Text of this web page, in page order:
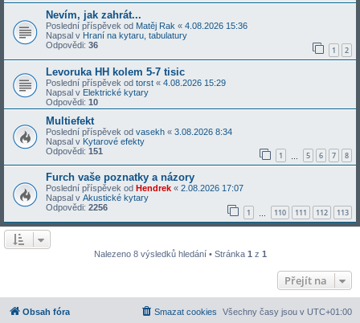
Nevím, jak zahrát...
Poslední příspěvek od Matěj Rak « 4.08.2026 15:36
Napsal v Hraní na kytaru, tabulatury
Odpovědi: 36 1 2
Levoruka HH kolem 5-7 tisic
Poslední příspěvek od torst « 4.08.2026 15:29
Napsal v Elektrické kytary
Odpovědi: 10
Multiefekt
Poslední příspěvek od vasekh « 3.08.2026 8:34
Napsal v Kytarové efekty
Odpovědi: 151 1 5 6 7 8
Furch vaše poznatky a názory
Poslední příspěvek od Hendrek « 2.08.2026 17:07
Napsal v Akustické kytary
Odpovědi: 2256 1 110 111 112 113
Nalezeno 8 výsledků hledání • Stránka 1 z 1
Přejít na
Obsah fóra Všechny časy jsou v UTC+01:00
Smazat cookies